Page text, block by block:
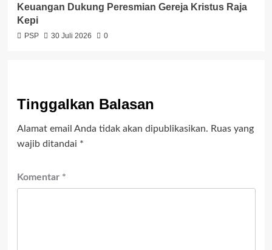
Keuangan Dukung Peresmian Gereja Kristus Raja
Kepi
PSP 30 Juli 2026 0
Tinggalkan Balasan
Alamat email Anda tidak akan dipublikasikan. Ruas yang
wajib ditandai *
Komentar *